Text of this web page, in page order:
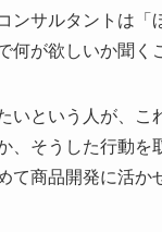
ンサルタントは「
何が欲しいか聞く
いという人が、
、そうした行動を
て商品開発に活か